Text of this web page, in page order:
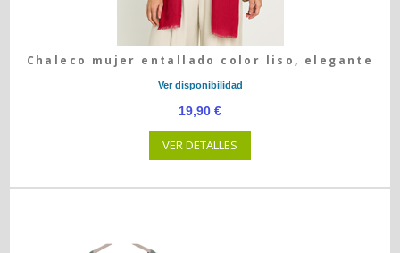
Chaleco mujer entallado color liso, elegante
Ver disponibilidad
19,90 €
VER DETALLES